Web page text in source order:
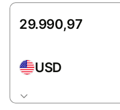
USD